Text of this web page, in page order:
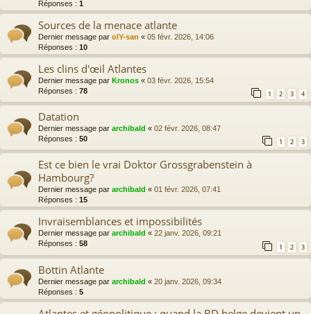
Réponses : 1
Sources de la menace atlante
Dernier message par olY-san « 05 févr. 2026, 14:06
Réponses : 10
Les clins d'œil Atlantes
Dernier message par Kronos « 03 févr. 2026, 15:54
Réponses : 78 1 2 3 4
Datation
Dernier message par archibald « 02 févr. 2026, 08:47
Réponses : 50 1 2 3
Est ce bien le vrai Doktor Grossgrabenstein à
Hambourg?
Dernier message par archibald « 01 févr. 2026, 07:41
Réponses : 15
Invraisemblances et impossibilités
Dernier message par archibald « 22 janv. 2026, 09:21
Réponses : 58 1 2 3
Bottin Atlante
Dernier message par archibald « 20 janv. 2026, 09:34
Réponses : 5